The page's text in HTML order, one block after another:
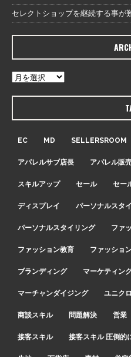
セレクトショップを継続する事が
EC MD SELLERSROOM
アパレルサブ店長 アパレル販
スキルアップ セール セー
ディスプレイ パーソナルスタ
パーソナルスタイリング ファ
ファッション教育 ファッショ
ブランディング マーケティン
マーチャンダイジング ユニクロ
商談スキル 問題解決 営業
接客スキル 接客スキル 圧倒的